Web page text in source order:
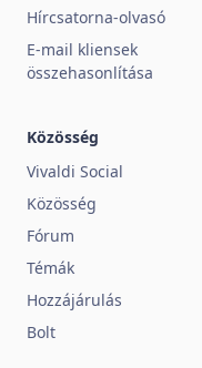
Hírcsatorna-olvasó
E-mail kliensek
összehasonlítása
Közösség
Vivaldi Social
Közösség
Fórum
Témák
Hozzájárulás
Bolt